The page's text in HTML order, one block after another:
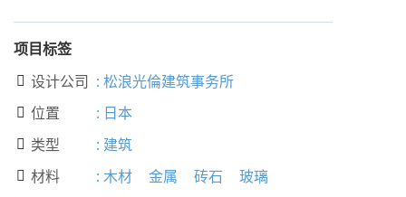
项目标签
 设计公司 : 松浪光倫建筑事务所
 位置 : 日本
 类型 : 建筑
 材料 : 木材 金属 砖石 玻璃